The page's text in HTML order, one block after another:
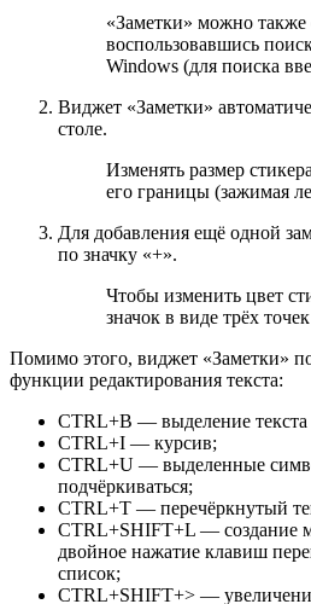
«Заметки» можно также
воспользовавшись
Windows (для поиска
Виджет «Заметки»
столе.
Изменять размер
его границы (зажимая
Для добавления ещё одной
по значку «+».
Чтобы изменить цвет
значок в виде трёх
Помимо этого, виджет «Заметки»
функции редактирования текста:
CTRL+B — выделение
CTRL+I — курсив;
CTRL+U — выделенные
подчёркиваться;
CTRL+T — перечёркнутый
CTRL+SHIFT+L — создание
двойное нажатие клавиш
список;
CTRL+SHIFT+> —